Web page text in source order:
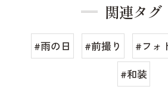
関連タグ
#雨の日 #前撮り
#フォ
#和装